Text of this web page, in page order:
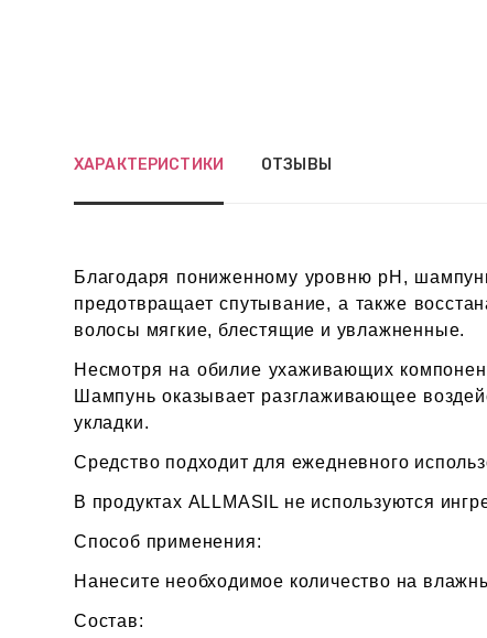
ХАРАКТЕРИСТИКИ ОТЗЫВЫ
Благодаря пониженному уровню pH,
предотвращает спутывание, а также
волосы мягкие, блестящие и увлажненные.
Несмотря на обилие ухаживающих
Шампунь оказывает разглаживающее
укладки.
Средство подходит для ежедневного
В продуктах ALLMASIL не используются
Способ применения:
Нанесите необходимое количество на
Состав: